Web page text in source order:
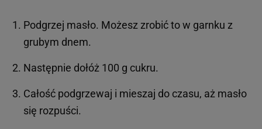
Podgrzej masło. Możesz zrobić to w garnku z
grubym dnem.
Następnie dołóż 100 g cukru.
Całość podgrzewaj i mieszaj do czasu, aż masło
się rozpuści.